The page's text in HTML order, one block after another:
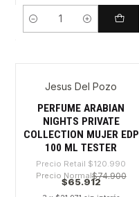
Cantidad
-45%
Jesus Del Pozo
PERFUME ARABIAN
NIGHTS PRIVATE
COLLECTION MUJER EDP
100 ML TESTER
Precio Retail $120.990
Precio Normal$74.900
$65.912